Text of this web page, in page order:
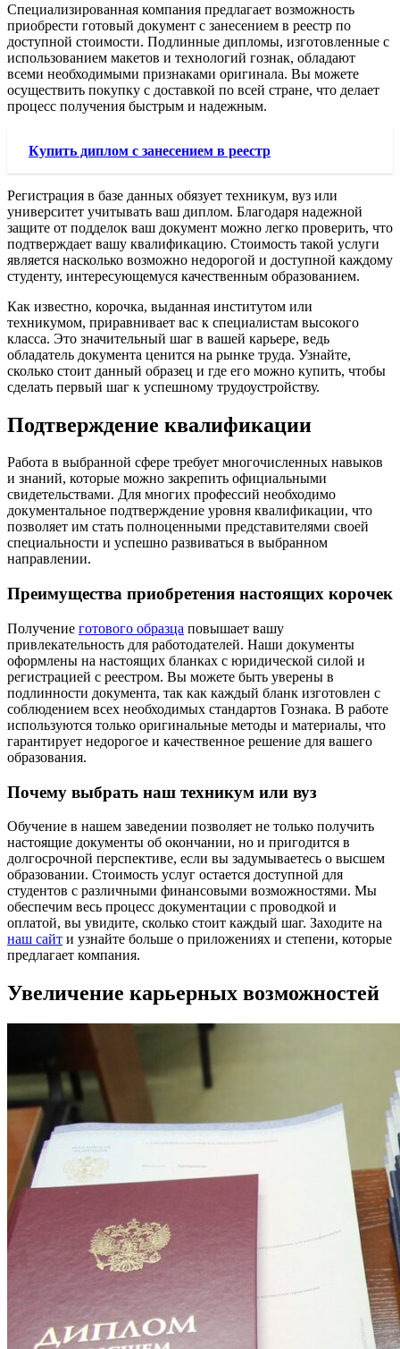
Специализированная компания предлагает возможность
приобрести готовый документ с занесением в реестр по
доступной стоимости. Подлинные дипломы, изготовленные с
использованием макетов и технологий гознак, обладают
всеми необходимыми признаками оригинала. Вы можете
осуществить покупку с доставкой по всей стране, что делает
процесс получения быстрым и надежным.
Купить диплом с занесением в реестр
Регистрация в базе данных обязует техникум, вуз или
университет учитывать ваш диплом. Благодаря надежной
защите от подделок ваш документ можно легко проверить, что
подтверждает вашу квалификацию. Стоимость такой услуги
является насколько возможно недорогой и доступной каждому
студенту, интересующемуся качественным образованием.
Как известно, корочка, выданная институтом или
техникумом, приравнивает вас к специалистам высокого
класса. Это значительный шаг в вашей карьере, ведь
обладатель документа ценится на рынке труда. Узнайте,
сколько стоит данный образец и где его можно купить, чтобы
сделать первый шаг к успешному трудоустройству.
Подтверждение квалификации
Работа в выбранной сфере требует многочисленных навыков
и знаний, которые можно закрепить официальными
свидетельствами. Для многих профессий необходимо
документальное подтверждение уровня квалификации, что
позволяет им стать полноценными представителями своей
специальности и успешно развиваться в выбранном
направлении.
Преимущества приобретения настоящих корочек
Получение готового образца повышает вашу
привлекательность для работодателей. Наши документы
оформлены на настоящих бланках с юридической силой и
регистрацией с реестром. Вы можете быть уверены в
подлинности документа, так как каждый бланк изготовлен с
соблюдением всех необходимых стандартов Гознака. В работе
используются только оригинальные методы и материалы, что
гарантирует недорогое и качественное решение для вашего
образования.
Почему выбрать наш техникум или вуз
Обучение в нашем заведении позволяет не только получить
настоящие документы об окончании, но и пригодится в
долгосрочной перспективе, если вы задумываетесь о высшем
образовании. Стоимость услуг остается доступной для
студентов с различными финансовыми возможностями. Мы
обеспечим весь процесс документации с проводкой и
оплатой, вы увидите, сколько стоит каждый шаг. Заходите на
наш сайт и узнайте больше о приложениях и степени, которые
предлагает компания.
Увеличение карьерных возможностей